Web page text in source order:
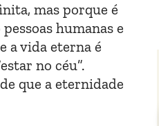
mas porque é
humanas e
a vida eterna é
no céu”.
que a eternidade